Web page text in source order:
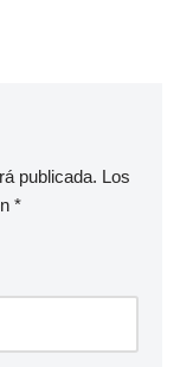
publicada. Los
*